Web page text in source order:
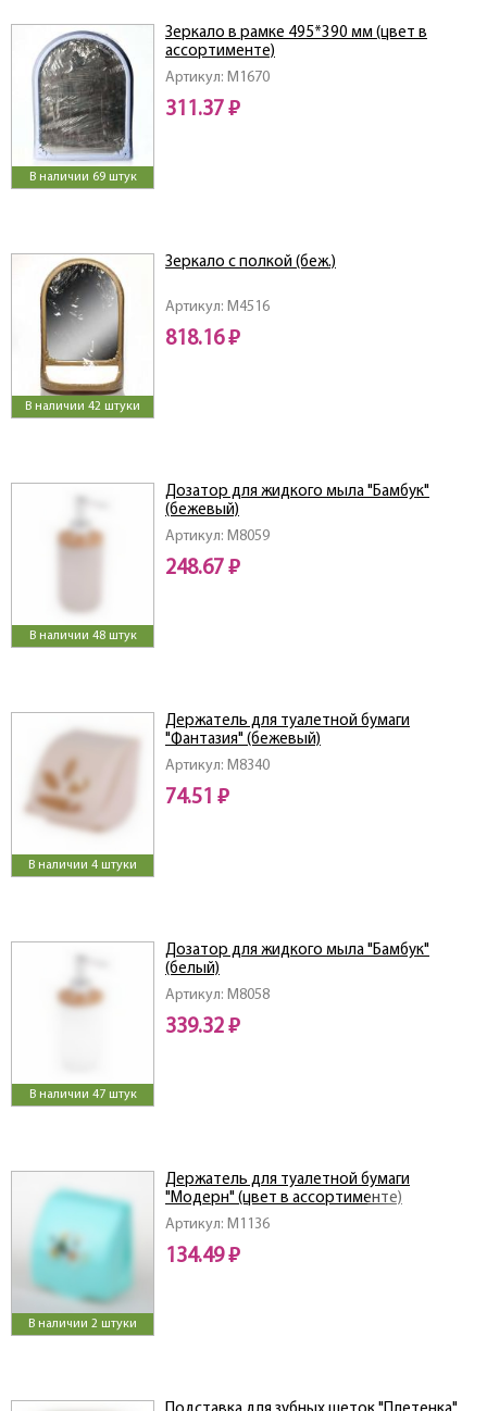
В наличии 69 штук
Артикул: M1670
Зеркало в рамке 495*390 мм (цвет в
ассортименте)
311.37 ₽
В наличии 42 штуки
Артикул: M4516
Зеркало с полкой (беж.)
818.16 ₽
В наличии 48 штук
Артикул: M8059
Дозатор для жидкого мыла "Бамбук"
(бежевый)
248.67 ₽
В наличии 4 штуки
Артикул: M8340
Держатель для туалетной бумаги
"Фантазия" (бежевый)
74.51 ₽
В наличии 47 штук
Артикул: M8058
Дозатор для жидкого мыла "Бамбук"
(белый)
339.32 ₽
В наличии 2 штуки
Артикул: M1136
Держатель для туалетной бумаги
"Модерн" (цвет в ассортименте)
134.49 ₽